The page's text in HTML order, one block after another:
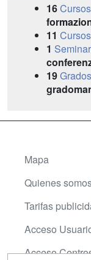
16
11
1
19
Mapa
Quienes
Tarifas
Acceso
Acceso